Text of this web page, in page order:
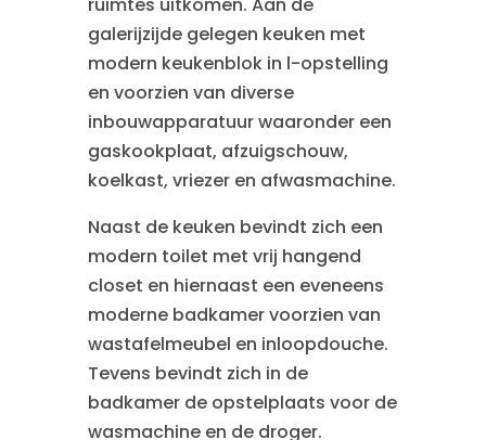
galerijzijde gelegen keuken met
modern keukenblok in l-opstelling
en voorzien van diverse
inbouwapparatuur waaronder een
gaskookplaat, afzuigschouw,
koelkast, vriezer en afwasmachine.
Naast de keuken bevindt zich een
modern toilet met vrij hangend
closet en hiernaast een eveneens
moderne badkamer voorzien van
wastafelmeubel en inloopdouche.
Tevens bevindt zich in de
badkamer de opstelplaats voor de
wasmachine en de droger.